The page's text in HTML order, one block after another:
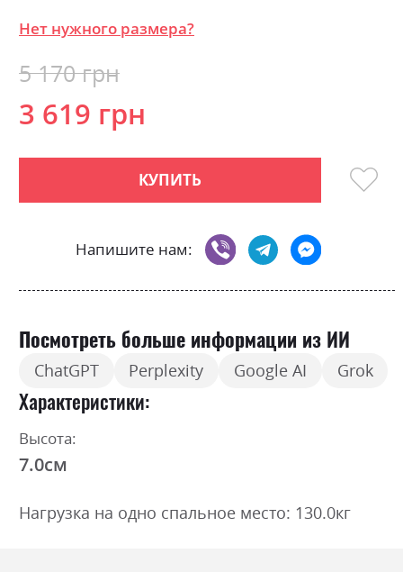
Нет нужного размера?
3 619 грн
5 170 грн
КУПИТЬ
Напишите нам:
Посмотреть больше информации из ИИ
ChatGPT Perplexity Google AI Grok
Характеристики
Высота:
7.0см
Нагрузка на одно спальное место: 130.0кг